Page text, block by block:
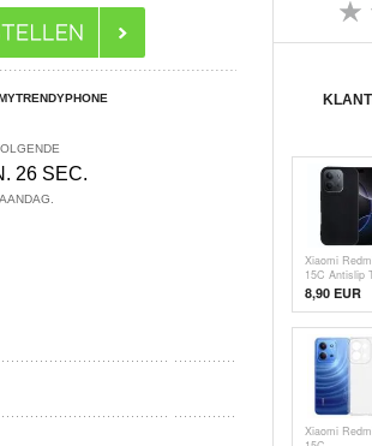
26 SEC.
Xiaomi
15C Antislip
hoesje - Zwart
8,90 EUR
Xiaomi